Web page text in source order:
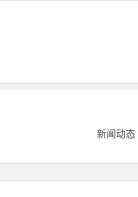
新闻动态